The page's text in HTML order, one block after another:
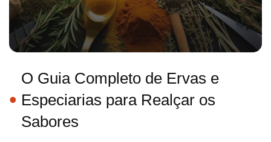
O Guia Completo de Ervas e
Especiarias para Realçar os
Sabores